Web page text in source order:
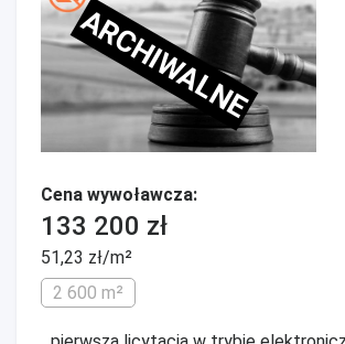
ARCHIWALNE
Cena wywoławcza:
133 200 zł
51,23 zł/m²
2 600 m²